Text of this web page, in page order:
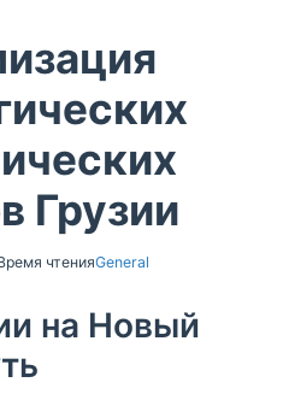
Грузии
чтенияGeneral
на Новый